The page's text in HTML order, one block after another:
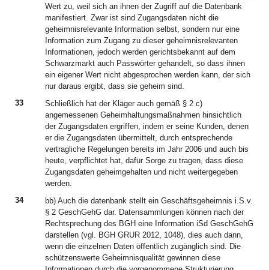
Wert zu, weil sich an ihnen der Zugriff auf die Datenbank
manifestiert. Zwar ist sind Zugangsdaten nicht die
geheimnisrelevante Information selbst, sondern nur eine
Information zum Zugang zu dieser geheimnisrelevanten
Informationen, jedoch werden gerichtsbekannt auf dem
Schwarzmarkt auch Passwörter gehandelt, so dass ihnen
ein eigener Wert nicht abgesprochen werden kann, der sich
nur daraus ergibt, dass sie geheim sind.
33
Schließlich hat der Kläger auch gemäß § 2 c)
angemessenen Geheimhaltungsmaßnahmen hinsichtlich
der Zugangsdaten ergriffen, indem er seine Kunden, denen
er die Zugangsdaten übermittelt, durch entsprechende
vertragliche Regelungen bereits im Jahr 2006 und auch bis
heute, verpflichtet hat, dafür Sorge zu tragen, dass diese
Zugangsdaten geheimgehalten und nicht weitergegeben
werden.
34
bb) Auch die datenbank stellt ein Geschäftsgeheimnis i.S.v.
§ 2 GeschGehG dar. Datensammlungen können nach der
Rechtsprechung des BGH eine Information iSd GeschGehG
darstellen (vgl. BGH GRUR 2012, 1048), dies auch dann,
wenn die einzelnen Daten öffentlich zugänglich sind. Die
schützenswerte Geheimnisqualität gewinnen diese